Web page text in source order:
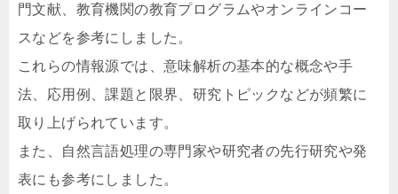
門文献、教育機関の教育プログラムやオンラインコー
スなどを参考にしました。
これらの情報源では、意味解析の基本的な概念や手
法、応用例、課題と限界、研究トピックなどが頻繁に
取り上げられています。
また、自然言語処理の専門家や研究者の先行研究や発
表にも参考にしました。